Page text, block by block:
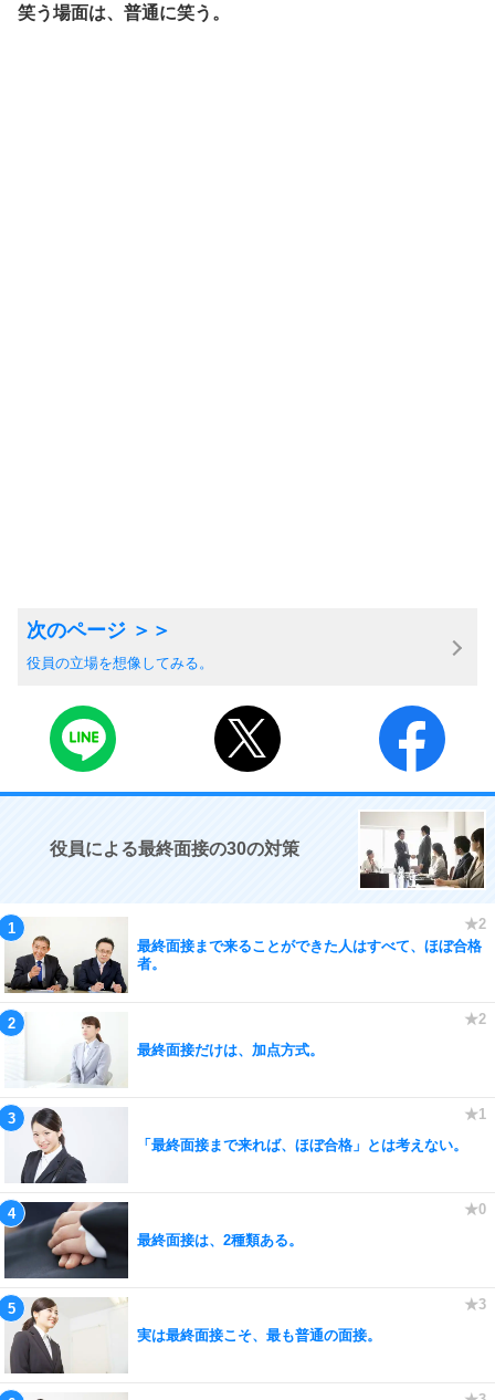
笑う場面は、普通に笑う。
役員の立場を想像してみる。
役員による最終面接の30の対策
最終面接まで来ることができた人はすべて、ほぼ合格
者。
最終面接だけは、加点方式。
「最終面接まで来れば、ほぼ合格」とは考えない。
最終面接は、2種類ある。
実は最終面接こそ、最も普通の面接。